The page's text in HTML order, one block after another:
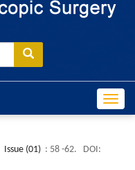
Issue (01) : 58 -62.
DOI: